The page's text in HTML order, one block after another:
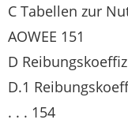
C Tabellen zur
AOWEE 151
D
D.1
. . . 154